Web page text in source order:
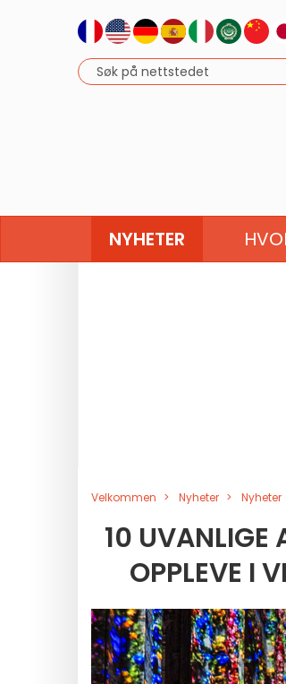
NYHETER
Velkommen Nyheter Nyheter
10 UVANLIGE
OPPLEVE I